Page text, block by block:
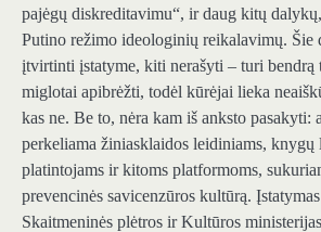
pajėgų diskreditavimu“, ir daug kitų
Putino režimo ideologinių reikalavimų. Šie
įtvirtinti įstatyme, kiti nerašyti – turi bendrą
miglotai apibrėžti, todėl kūrėjai lieka
kas ne. Be to, nėra kam iš anksto pasakyti:
perkeliama žiniasklaidos leidiniams, knygų
platintojams ir kitoms platformoms,
prevencinės savicenzūros kultūrą.
Skaitmeninės plėtros ir Kultūros